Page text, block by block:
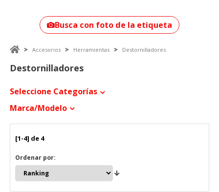
Busca con foto de la etiqueta
Accesorios Herramientas Destornilladores
Destornilladores
Seleccione Categorías
Marca/modelo
[1-4] de 4
Ordenar por: